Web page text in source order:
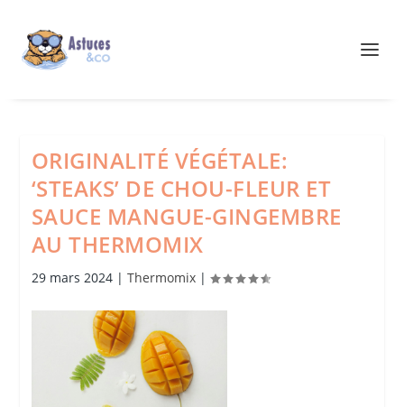
ORIGINALITÉ VÉGÉTALE:
‘STEAKS’ DE CHOU-FLEUR ET
SAUCE MANGUE-GINGEMBRE
AU THERMOMIX
29 mars 2024| Thermomix|